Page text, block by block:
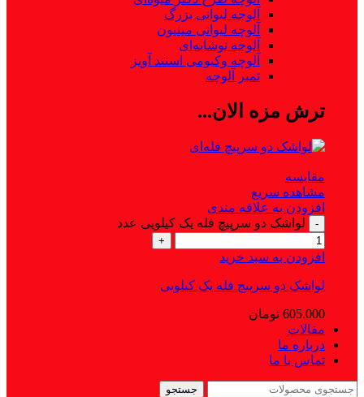
آلوچه لیوانی بزرگ
آلوچه لیوانی مینیون
آلوچه نوشابه‌‌ای
آلوچه وکیومی استند آویز
تمبر آلوچه
ترش مزه الان...
مقایسه
مشاهده سریع
افزودن به علاقه مندی
- لواشک دو سرپیچ فله‌ یک کیلویی عدد
+
افزودن به سبد خرید
لواشک دو سرپیچ فله‌ یک کیلویی
605.000 تومان
مقالات
درباره ما
تماس با ما
جستجو